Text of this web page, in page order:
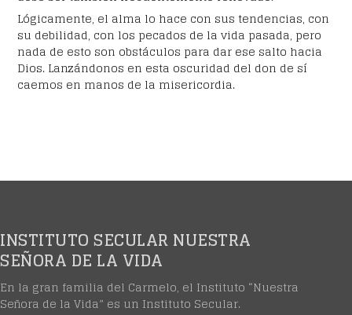
Lógicamente, el alma lo hace con sus tendencias, con
su debilidad, con los pecados de la vida pasada, pero
nada de esto son obstáculos para dar ese salto hacia
Dios. Lanzándonos en esta oscuridad del don de sí
caemos en manos de la misericordia.
INSTITUTO SECULAR NUESTRA
SEÑORA DE LA VIDA
En la gran familia del Carmelo, el Instituto “Nuestra
Señora de la Vida” es un Instituto Secular.